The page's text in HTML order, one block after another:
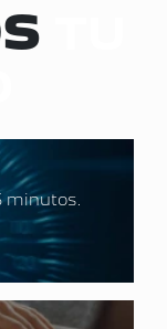
minutos.